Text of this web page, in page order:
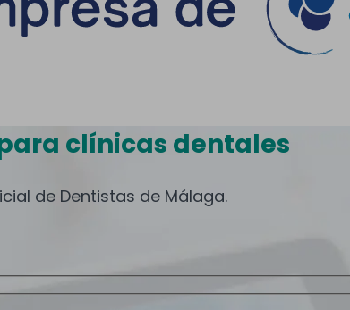
clínicas dentales
de Dentistas de Málaga.